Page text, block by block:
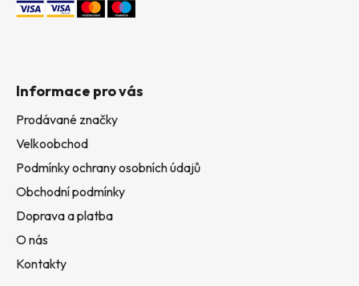
Informace pro vás
Prodávané značky
Velkoobchod
Podmínky ochrany osobních údajů
Obchodní podmínky
Doprava a platba
O nás
Kontakty